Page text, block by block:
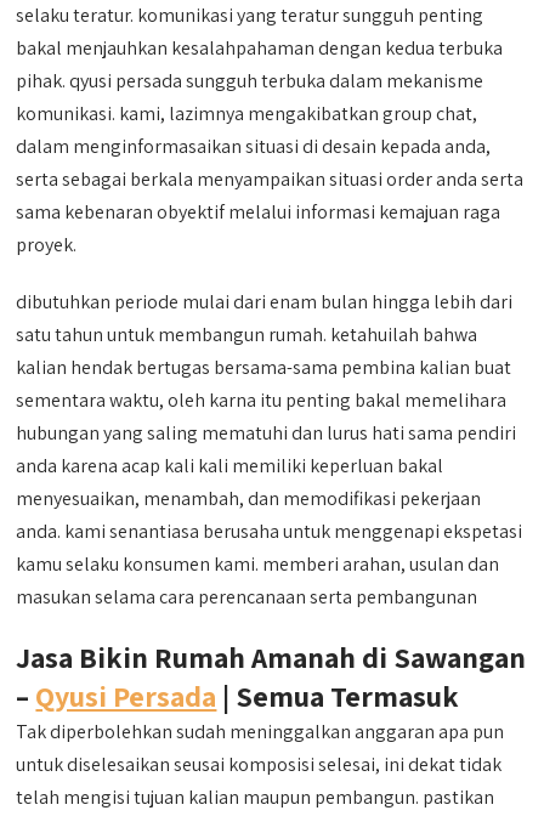
selaku teratur. komunikasi yang teratur sungguh penting
bakal menjauhkan kesalahpahaman dengan kedua terbuka
pihak. qyusi persada sungguh terbuka dalam mekanisme
komunikasi. kami, lazimnya mengakibatkan group chat,
dalam menginformasaikan situasi di desain kepada anda,
serta sebagai berkala menyampaikan situasi order anda serta
sama kebenaran obyektif melalui informasi kemajuan raga
proyek.
dibutuhkan periode mulai dari enam bulan hingga lebih dari
satu tahun untuk membangun rumah. ketahuilah bahwa
kalian hendak bertugas bersama-sama pembina kalian buat
sementara waktu, oleh karna itu penting bakal memelihara
hubungan yang saling mematuhi dan lurus hati sama pendiri
anda karena acap kali kali memiliki keperluan bakal
menyesuaikan, menambah, dan memodifikasi pekerjaan
anda. kami senantiasa berusaha untuk menggenapi ekspetasi
kamu selaku konsumen kami. memberi arahan, usulan dan
masukan selama cara perencanaan serta pembangunan
Jasa Bikin Rumah Amanah di Sawangan
– Qyusi Persada | Semua Termasuk
Tak diperbolehkan sudah meninggalkan anggaran apa pun
untuk diselesaikan seusai komposisi selesai, ini dekat tidak
telah mengisi tujuan kalian maupun pembangun. pastikan